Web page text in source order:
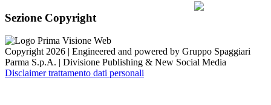
Sezione Copyright
Copyright 2026 | Engineered and powered by Gruppo Spaggiari
Parma S.p.A. | Divisione Publishing & New Social Media
Disclaimer trattamento dati personali